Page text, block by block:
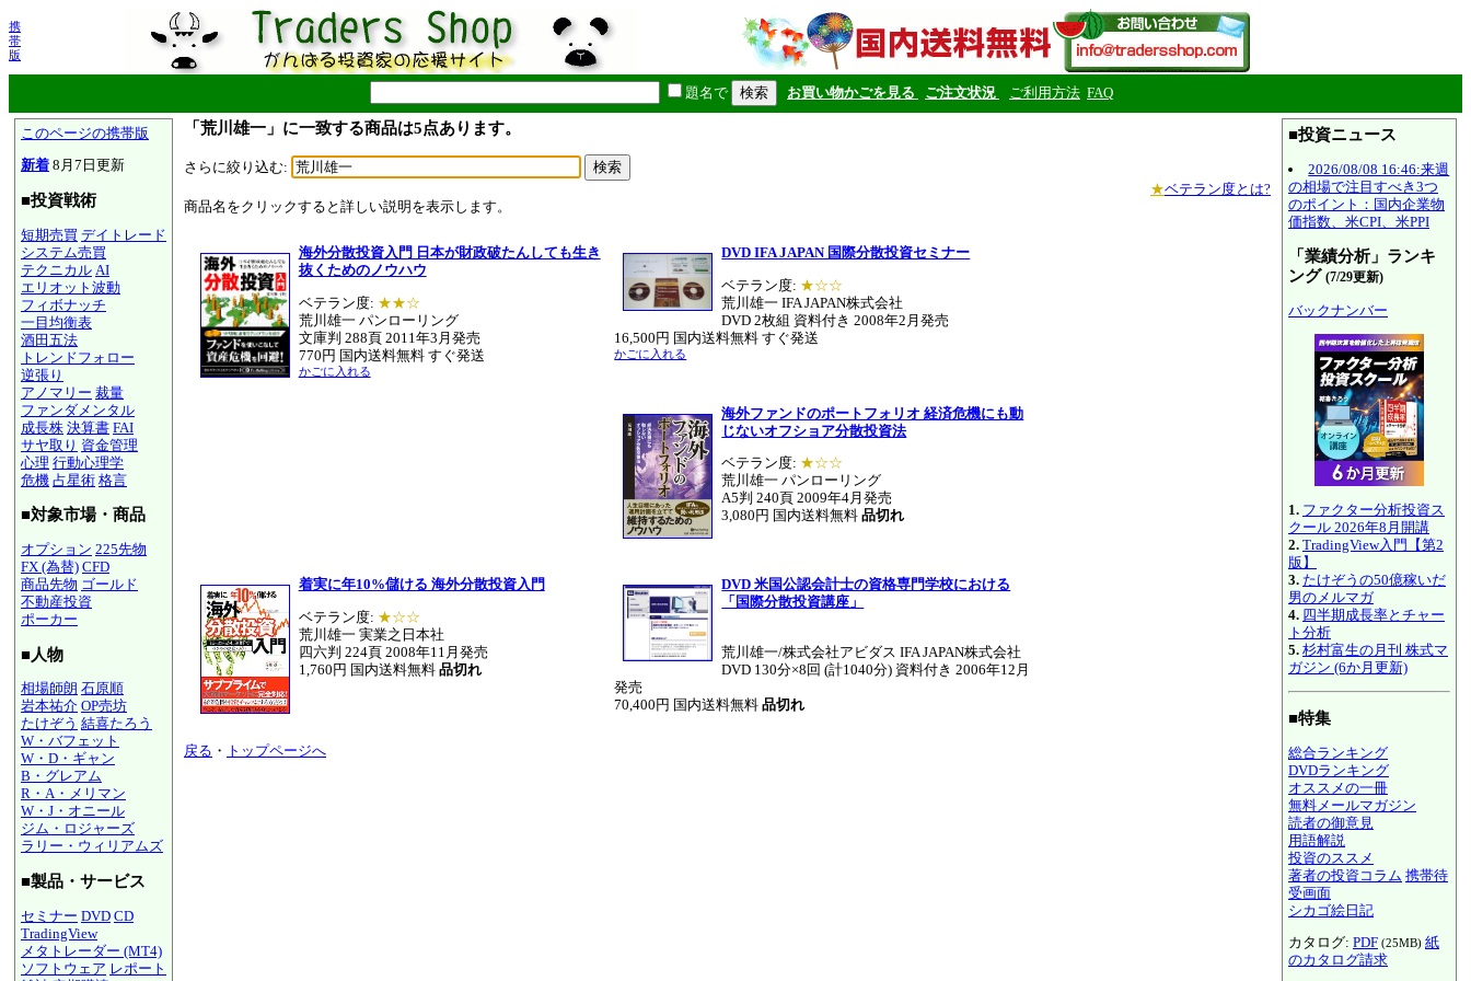
携
帯
版
題名で お買い物かごを見る ご注文状況 ご利用方法 FAQ
このページの携帯版
新着 8月7日更新
■投資戦術
短期売買 デイトレード
システム売買
テクニカル AI
エリオット波動
フィボナッチ
一目均衡表
酒田五法
トレンドフォロー
逆張り
アノマリー 裁量
ファンダメンタル
成長株 決算書 FAI
サヤ取り 資金管理
心理 行動心理学
危機 占星術 格言
■対象市場・商品
オプション 225先物
FX (為替) CFD
商品先物 ゴールド
不動産投資
ポーカー
■人物
相場師朗 石原順
岩本祐介 OP売坊
たけぞう 結喜たろう
W・バフェット
W・D・ギャン
B・グレアム
R・A・メリマン
W・J・オニール
ジム・ロジャーズ
ラリー・ウィリアムズ
■製品・サービス
セミナー DVD CD
TradingView
メタトレーダー (MT4)
ソフトウェア レポート
「荒川雄一」に一致する商品は5点あります。
さらに絞り込む:
★ベテラン度とは?
商品名をクリックすると詳しい説明を表示します。
海外分散投資入門 日本が財政破たんしても生き
抜くためのノウハウ
ベテラン度: ★★☆
荒川雄一 パンローリング
文庫判 288頁 2011年3月発売
770円 国内送料無料 すぐ発送
かごに入れる
DVD IFA JAPAN 国際分散投資セミナー
ベテラン度: ★☆☆
荒川雄一 IFA JAPAN株式会社
DVD 2枚組 資料付き 2008年2月発売
16,500円 国内送料無料 すぐ発送
かごに入れる
海外ファンドのポートフォリオ 経済危機にも動
じないオフショア分散投資法
ベテラン度: ★☆☆
荒川雄一 パンローリング
A5判 240頁 2009年4月発売
3,080円 国内送料無料品切れ
着実に年10%儲ける 海外分散投資入門
ベテラン度: ★☆☆
荒川雄一 実業之日本社
四六判 224頁 2008年11月発売
1,760円 国内送料無料 品切れ
DVD 米国公認会計士の資格専門学校における
「国際分散投資講座」
荒川雄一/株式会社アビダス IFA JAPAN株式会社
DVD 130分×8回 (計1040分) 資料付き 2006年12月
発売
70,400円 国内送料無料品切れ
戻る ・ トップページへ
■投資ニュース
2026/08/08 16:46:来週
の相場で注目すべき3つ
のポイント：国内企業物
価指数、米CPI、米PPI
「業績分析」ランキ
ング (7/29更新)
バックナンバー
1. ファクター分析投資ス
クール 2026年8月開講
2. TradingView入門【第2
版】
3. たけぞうの50億稼いだ
男のメルマガ
4. 四半期成長率とチャー
ト分析
5. 杉村富生の月刊 株式マ
ガジン (6か月更新)
■特集
総合ランキング
DVDランキング
オススメの一冊
無料メールマガジン
読者の御意見
用語解説
投資のススメ
著者の投資コラム 携帯待
受画面
シカゴ絵日記
カタログ: PDF (25MB) 紙
のカタログ請求